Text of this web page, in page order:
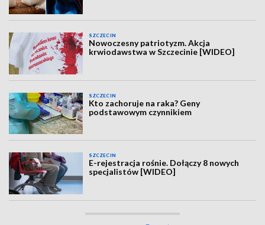
SZCZECIN
Nowoczesny patriotyzm. Akcja
krwiodawstwa w Szczecinie [WIDEO]
SZCZECIN
Kto zachoruje na raka? Geny
podstawowym czynnikiem
SZCZECIN
E-rejestracja rośnie. Dołączy 8 nowych
specjalistów [WIDEO]